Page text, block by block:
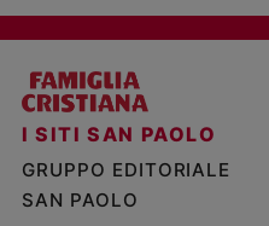
I SITI SAN PAOLO
GRUPPO EDITORIALE
SAN PAOLO